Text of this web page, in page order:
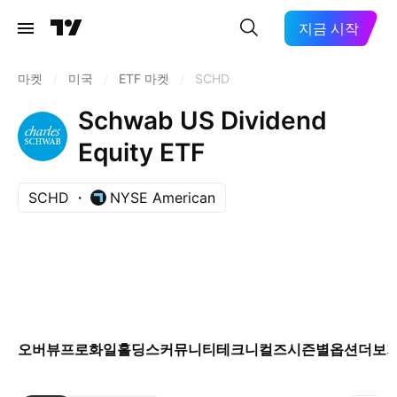
지금 시작
마켓 미국 ETF 마켓 SCHD
Schwab US Dividend
Equity ETF
SCHD NYSE American
오버뷰프로화일홀딩스커뮤니티테크니컬즈시즌별옵션더보